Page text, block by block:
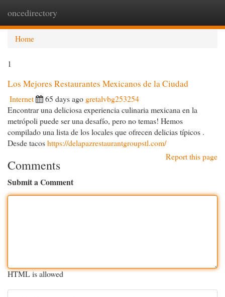
oncedirectory
Home
1
Los Mejores Restaurantes Mexicanos de la Ciudad
Internet 65 days ago gretalvbg253254
Encontrar una deliciosa experiencia culinaria mexicana en la
metrópoli puede ser una desafío, pero no temas! Hemos
compilado una lista de los locales que ofrecen delicias típicos .
Desde tacoshttps://delapazrestaurantgroupstl.com/
Report this page
Comments
Submit a Comment
HTML is allowed